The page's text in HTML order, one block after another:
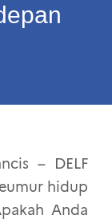
– DELF
hidup
Anda